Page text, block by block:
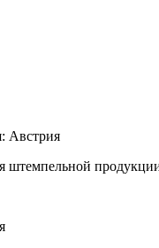
Австрия
штемпельной